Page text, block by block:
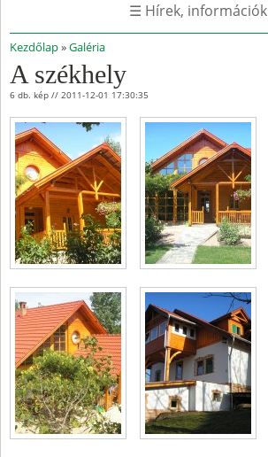
☰ Hírek, információk
Kezdőlap»Galéria
A székhely
6 db. kép // 2011-12-01 17:30:35